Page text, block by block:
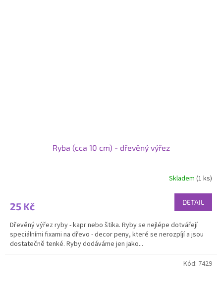
Ryba (cca 10 cm) - dřevěný výřez
Skladem (1 ks)
25 Kč DETAIL
Dřevěný výřez ryby - kapr nebo štika. Ryby se nejlépe dotvářejí
speciálními fixami na dřevo - decor peny, které se nerozpíjí a jsou
dostatečně tenké. Ryby dodáváme jen jako...
Kód: 7429